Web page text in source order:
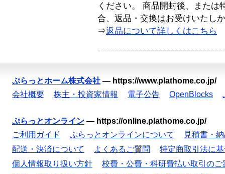
ください。 商品開封後、または
合、返品・交換はお受けいたし
⇒返品について詳しくはこちら
ぷらっとホーム株式会社 — https://www.plathome.co.jp/
会社概要
株主・投資家情報 電子公告 OpenBlocks
ぷらっとオンライン — https://online.plathome.co.jp/
ご利用ガイド
ぷらっとオンラインについて
見積書・
配送・決済について
よくあるご質問
特定商取引法に
個人情報取り扱い方針
校費・公費・科研費払い取引のご